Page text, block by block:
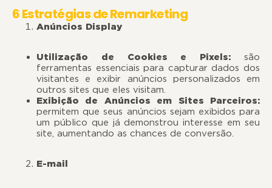
6 Estratégias de Remarketing
Anúncios Display
Utilização de Cookies e Pixels: são
ferramentas essenciais para capturar dados dos
visitantes e exibir anúncios personalizados em
outros sites que eles visitam.
Exibição de Anúncios em Sites Parceiros:
permitem que seus anúncios sejam exibidos para
um público que já demonstrou interesse em seu
site, aumentando as chances de conversão.
E-mail